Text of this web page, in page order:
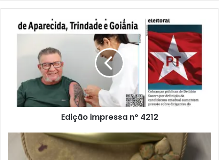
Edição impressa n° 4212